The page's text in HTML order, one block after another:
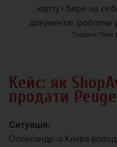
Продати Пежо
Кейc: як
продати
Ситуація:
Олександр із Києва